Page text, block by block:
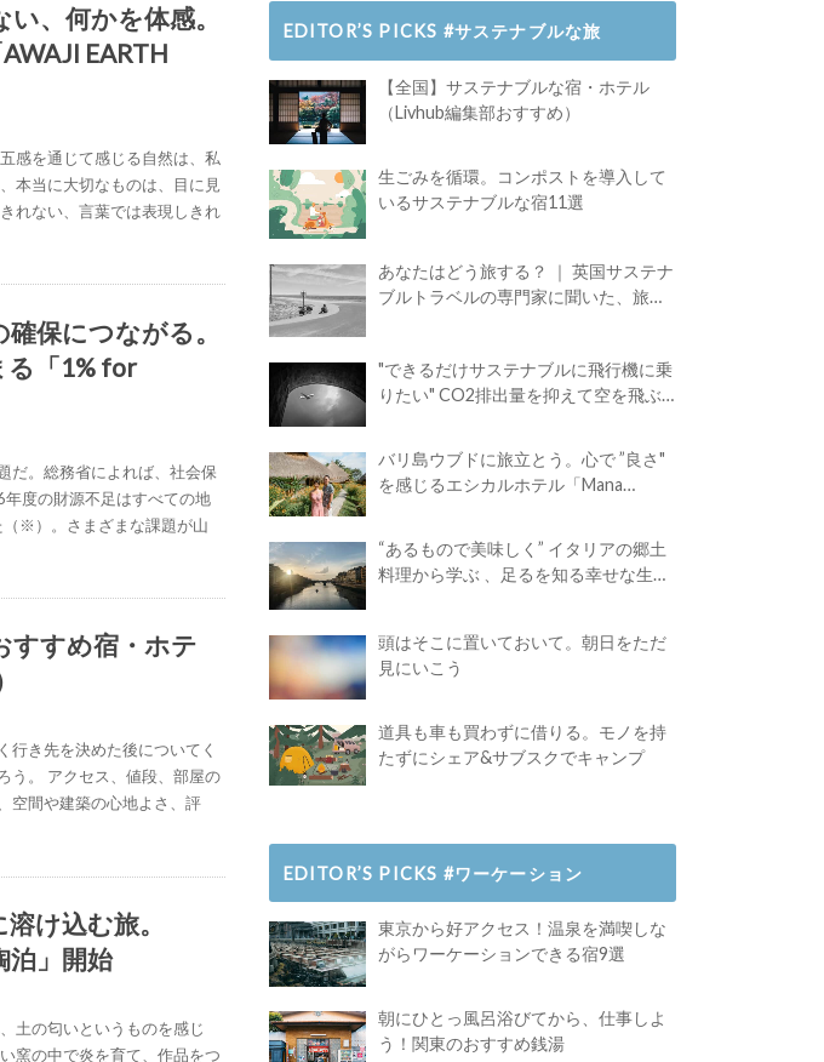
、何かを体感。
EARTH
感を通じて感じる自然は、私
本当に大切なものは、目に見
れない、言葉では表現しきれ
保につながる。
る「1% for
だ。総務省によれば、社会保
度の財源不足はすべての地
※）。さまざまな課題が山
すすめ宿・ホテ
行き先を決めた後についてく
う。 アクセス、値段、部屋の
空間や建築の心地よさ、評
け込む旅。
泊」開始
土の匂いというものを感じ
窯の中で炎を育て、作品をつ
EDITOR’S PICKS #サステナブルな旅
【全国】サステナブルな宿・ホテル
（Livhub編集部おすすめ）
生ごみを循環。コンポストを導入して
いるサステナブルな宿11選
あなたはどう旅する？ ｜ 英国サステナ
ブルトラベルの専門家に聞いた、旅の
"できるだけサステナブルに飛行機に乗
りたい" CO2排出量を抑えて空を飛ぶ
バリ島ウブドに旅立とう。心で ”良さ"
を感じるエシカルホテル「Mana
“あるもので美味しく” イタリアの郷土
料理から学ぶ 、足るを知る幸せな生き
頭はそこに置いておいて。朝日をただ
見にいこう
道具も車も買わずに借りる。モノを持
たずにシェア&サブスクでキャンプ
EDITOR’S PICKS #ワーケーション
東京から好アクセス！温泉を満喫しな
がらワーケーションできる宿9選
朝にひとっ風呂浴びてから、仕事しよ
う！関東のおすすめ銭湯